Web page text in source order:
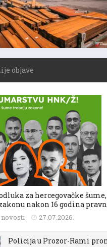
objave
za hercegovačke
nakon 16 godina
novosti 27.07.2026.
Policija u Prozor-Rami